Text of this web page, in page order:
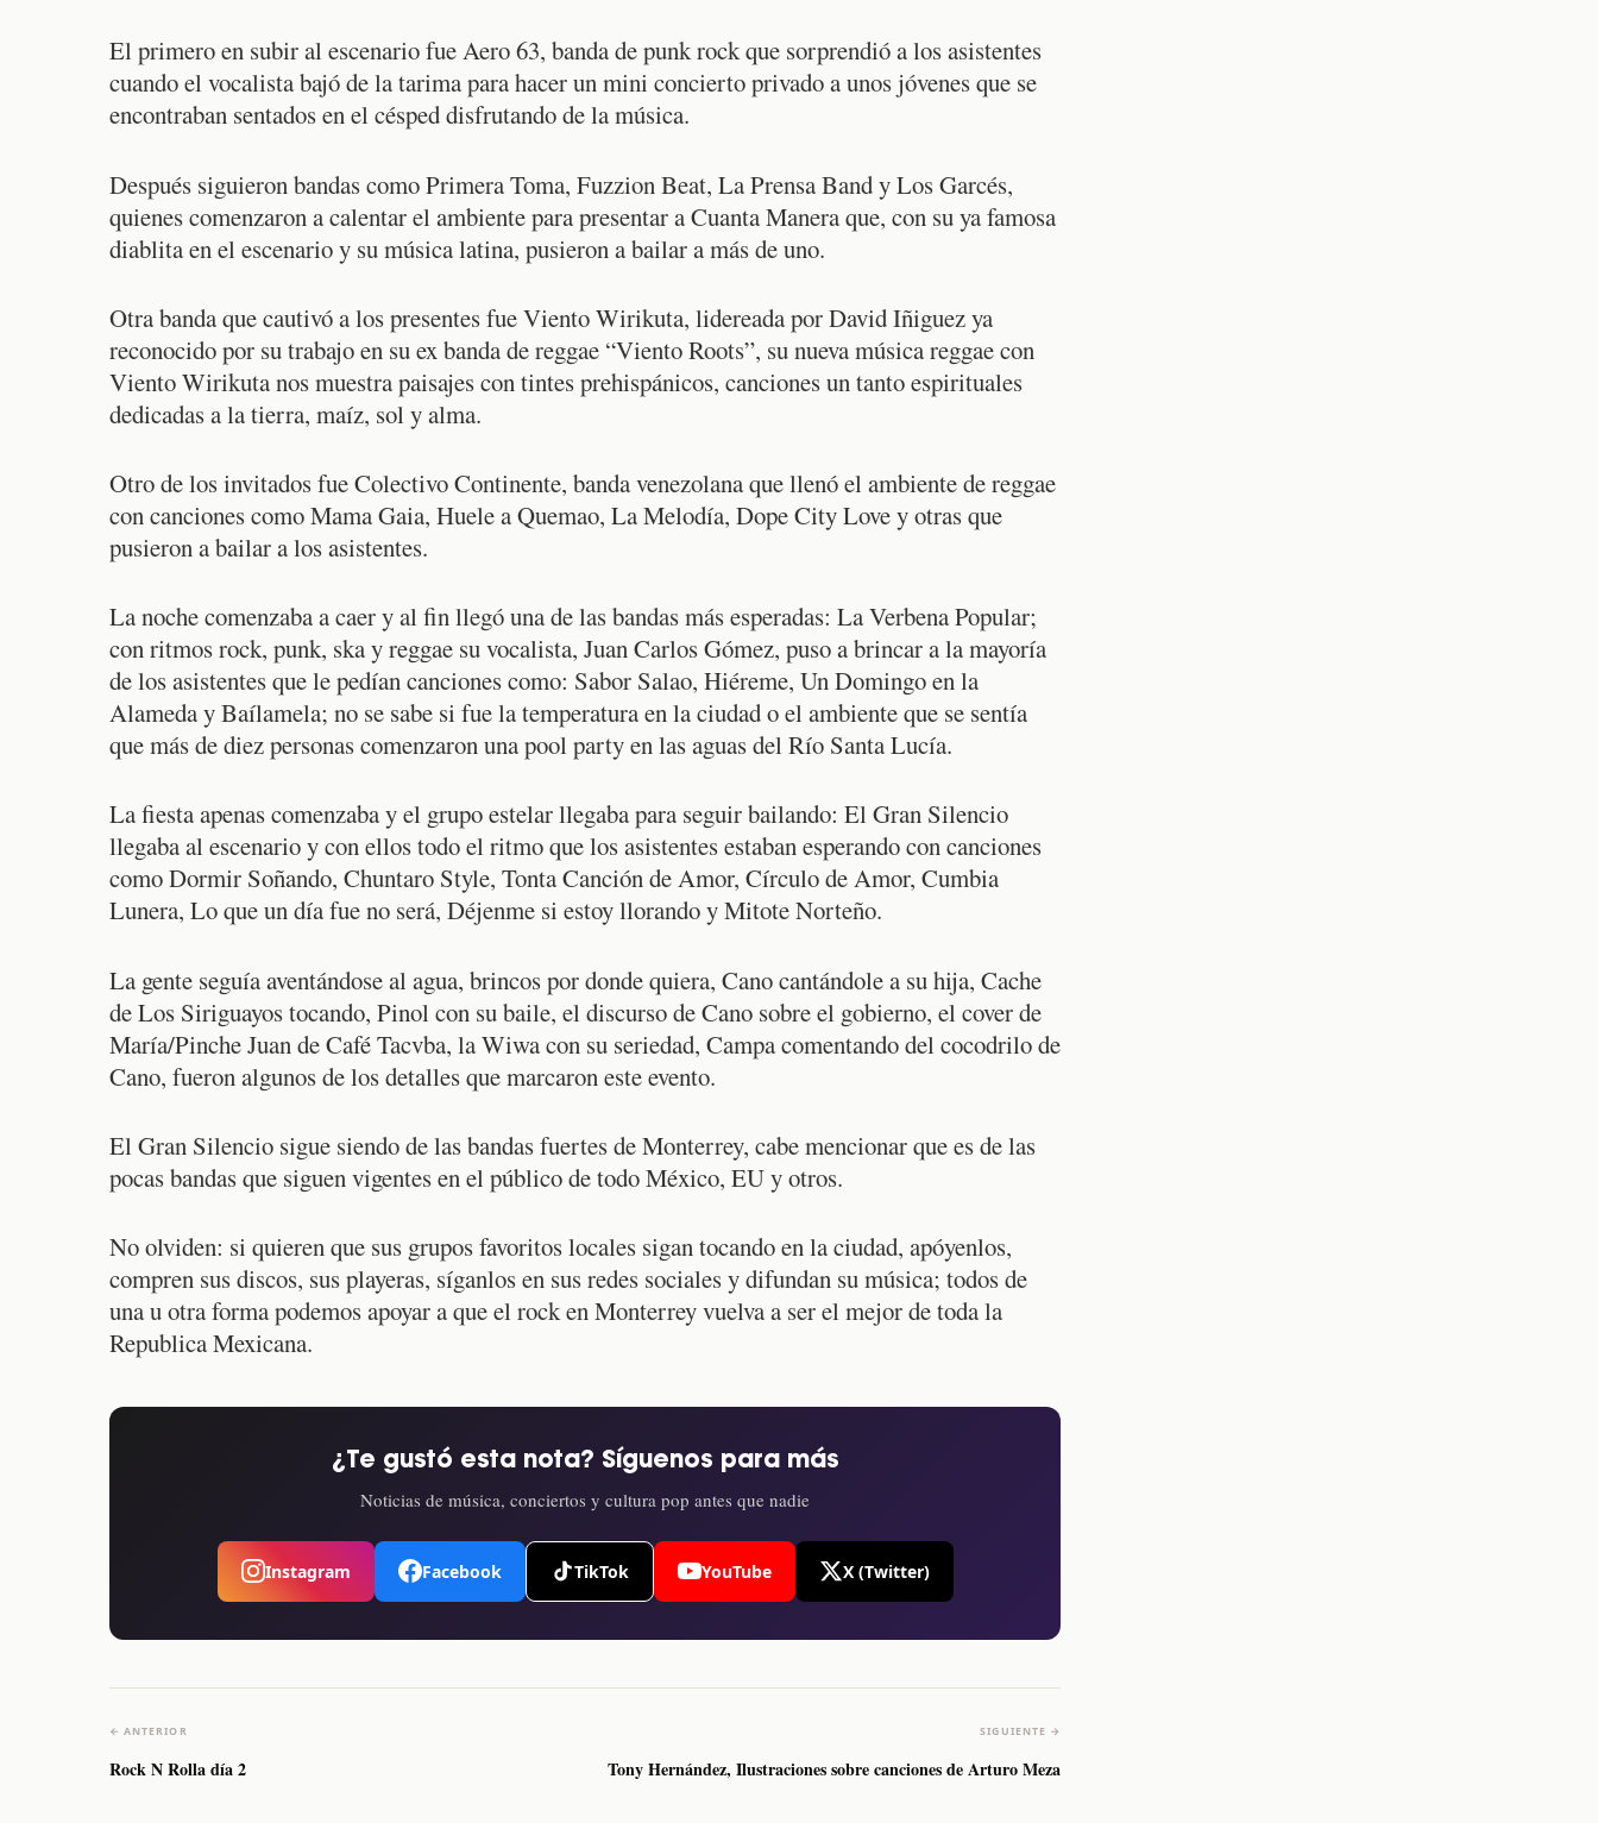
El primero en subir al escenario fue Aero 63, banda de punk rock que sorprendió a los asistentes
cuando el vocalista bajó de la tarima para hacer un mini concierto privado a unos jóvenes que se
encontraban sentados en el césped disfrutando de la música.
Después siguieron bandas como Primera Toma, Fuzzion Beat, La Prensa Band y Los Garcés,
quienes comenzaron a calentar el ambiente para presentar a Cuanta Manera que, con su ya famosa
diablita en el escenario y su música latina, pusieron a bailar a más de uno.
Otra banda que cautivó a los presentes fue Viento Wirikuta, lidereada por David Iñiguez ya
reconocido por su trabajo en su ex banda de reggae “Viento Roots”, su nueva música reggae con
Viento Wirikuta nos muestra paisajes con tintes prehispánicos, canciones un tanto espirituales
dedicadas a la tierra, maíz, sol y alma.
Otro de los invitados fue Colectivo Continente, banda venezolana que llenó el ambiente de reggae
con canciones como Mama Gaia, Huele a Quemao, La Melodía, Dope City Love y otras que
pusieron a bailar a los asistentes.
La noche comenzaba a caer y al fin llegó una de las bandas más esperadas: La Verbena Popular;
con ritmos rock, punk, ska y reggae su vocalista, Juan Carlos Gómez, puso a brincar a la mayoría
de los asistentes que le pedían canciones como: Sabor Salao, Hiéreme, Un Domingo en la
Alameda y Baílamela; no se sabe si fue la temperatura en la ciudad o el ambiente que se sentía
que más de diez personas comenzaron una pool party en las aguas del Río Santa Lucía.
La fiesta apenas comenzaba y el grupo estelar llegaba para seguir bailando: El Gran Silencio
llegaba al escenario y con ellos todo el ritmo que los asistentes estaban esperando con canciones
como Dormir Soñando, Chuntaro Style, Tonta Canción de Amor, Círculo de Amor, Cumbia
Lunera, Lo que un día fue no será, Déjenme si estoy llorando y Mitote Norteño.
La gente seguía aventándose al agua, brincos por donde quiera, Cano cantándole a su hija, Cache
de Los Siriguayos tocando, Pinol con su baile, el discurso de Cano sobre el gobierno, el cover de
María/Pinche Juan de Café Tacvba, la Wiwa con su seriedad, Campa comentando del cocodrilo de
Cano, fueron algunos de los detalles que marcaron este evento.
El Gran Silencio sigue siendo de las bandas fuertes de Monterrey, cabe mencionar que es de las
pocas bandas que siguen vigentes en el público de todo México, EU y otros.
No olviden: si quieren que sus grupos favoritos locales sigan tocando en la ciudad, apóyenlos,
compren sus discos, sus playeras, síganlos en sus redes sociales y difundan su música; todos de
una u otra forma podemos apoyar a que el rock en Monterrey vuelva a ser el mejor de toda la
Republica Mexicana.
¿Te gustó esta nota? Síguenos para más
Noticias de música, conciertos y cultura pop antes que nadie
Instagram Facebook TikTok YouTube X (Twitter)
← ANTERIOR
Rock N Rolla día 2
SIGUIENTE →
Tony Hernández, Ilustraciones sobre canciones de Arturo Meza